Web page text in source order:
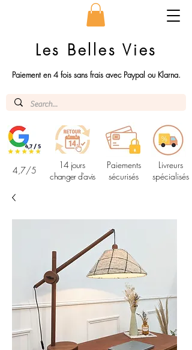
Les Belles Vies
Paiement en 4 fois sans frais avec Paypal ou Klarna.
4,7/5
14 jours
changer d'avis
Paiements
sécurisés
Livreurs
spécialisés